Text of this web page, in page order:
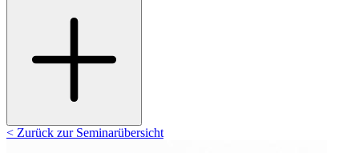
< Zurück zur Seminarübersicht